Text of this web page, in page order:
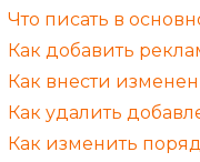
Что писать в
Как добавить
Как внести
Как удалить
Как изменить